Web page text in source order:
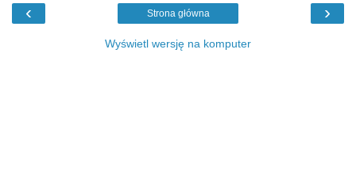
‹ ›
Strona główna
Wyświetl wersję na komputer